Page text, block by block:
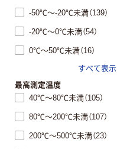
-50℃～-20℃未満（139）
-20℃～0℃未満（54）
0℃～50℃未満（16）
すべて表示
最高測定温度
40℃～80℃未満（105）
80℃～200℃未満（107）
200℃～500℃未満（23）